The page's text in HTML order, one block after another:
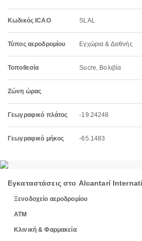
Κωδικός ICAO SLAL
Τύπος αεροδρομίου Εγχώρια & Διεθνής
Τοποθεσία Sucre, Βολιβία
Ζώνη ώρας
Γεωγραφικό πλάτος -19.24248
Γεωγραφικό μήκος -65.1483
Εγκαταστάσεις στο Alcantarí
Ξενοδοχείο αεροδρομίου
ΑΤΜ
Κλινική & Φαρμακεία